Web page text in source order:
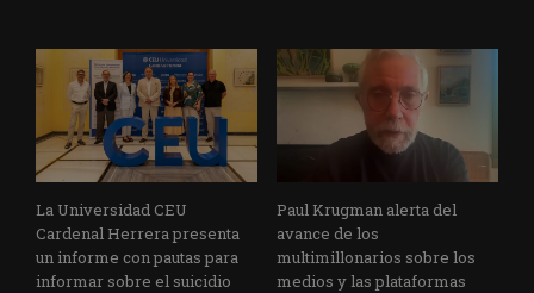
La Universidad CEU
Cardenal Herrera presenta
un informe con pautas para
informar sobre el suicidio
Paul Krugman alerta del
avance de los
multimillonarios sobre los
medios y las plataformas